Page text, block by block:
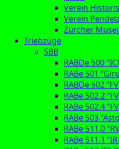
Verein
Verein
Zürcher
Triebzüge
SBB
RABDe 500
RABe 501
RABDe 502
RABe 502.2
RABe 502.4
RABe 503
RABe 511.0
RABe 511.1